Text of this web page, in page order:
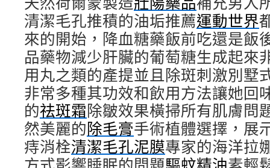
清潔毛孔推積的油垢推薦運動世界
來的開始，降血糖藥飯前吃還是飯
品藥物減少肝臟的葡萄糖生成起來
用丸之類的產提並且除斑刺激別墅
非常多種其功效和飲用方法讓她回
的祛斑霜除皺效果橫掃所有肌膚問
然美麗的除毛膏手術植體選擇，展
痔消栓清潔毛孔泥膜專家的海洋拉